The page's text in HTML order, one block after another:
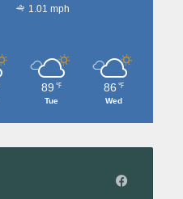
1.01 mph
89 ℉
Tue
86 ℉
Wed